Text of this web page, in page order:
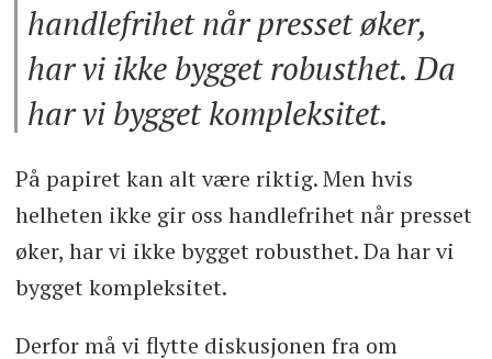
handlefrihet når presset øker,
har vi ikke bygget robusthet. Da
har vi bygget kompleksitet.
På papiret kan alt være riktig. Men hvis
helheten ikke gir oss handlefrihet når presset
øker, har vi ikke bygget robusthet. Da har vi
bygget kompleksitet.
Derfor må vi flytte diskusjonen fra om